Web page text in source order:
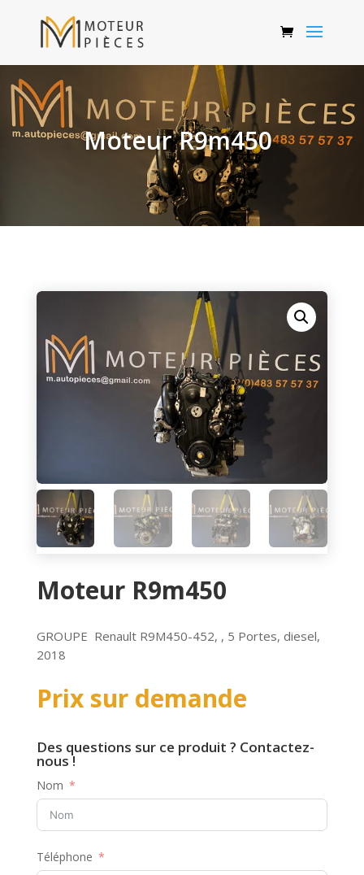
Moteur R9m450
Moteur R9m450
GROUPE Renault R9M450-452, , 5 Portes, diesel,
2018
Prix sur demande
Des questions sur ce produit ? Contactez-
nous !
Nom
Téléphone